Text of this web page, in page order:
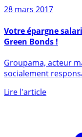
Sur le même sujet
28 mars 2017
Green Bonds !
socialement